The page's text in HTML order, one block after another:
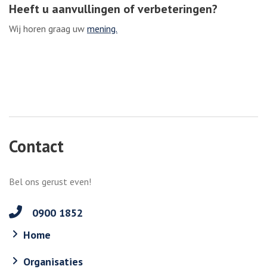
Heeft u aanvullingen of verbeteringen?
Wij horen graag uw mening.
Contact
Bel ons gerust even!
0900 1852
Home
Organisaties